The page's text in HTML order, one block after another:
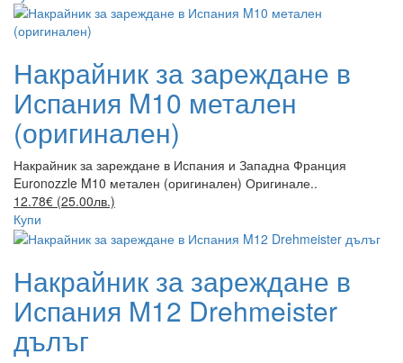
Накрайник за зареждане в
Испания M10 метален
(оригинален)
Накрайник за зареждане в Испания и Западна Франция
Euronozzle M10 метален (оригинален) Оригинале..
12.78€ (25.00лв.)
Купи
Накрайник за зареждане в
Испания M12 Drehmeister
дълъг